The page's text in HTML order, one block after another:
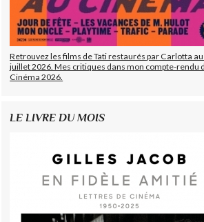
Retrouvez les films de Tati restaurés par Carlotta
juillet 2026. Mes critiques dans mon compte-rendu
Cinéma 2026.
LE LIVRE DU MOIS